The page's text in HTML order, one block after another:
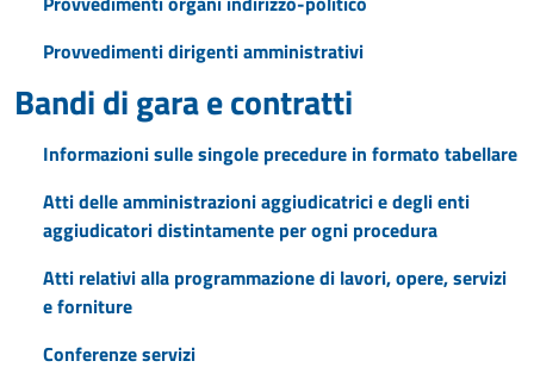
Provvedimenti dirigenti amministrativi
Bandi di gara e contratti
Informazioni sulle singole precedure in formato tabellare
Atti delle amministrazioni aggiudicatrici e degli enti
aggiudicatori distintamente per ogni procedura
Atti relativi alla programmazione di lavori, opere, servizi
e forniture
Conferenze servizi